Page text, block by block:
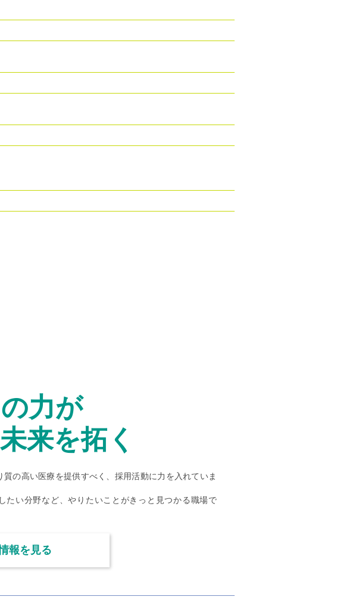
力が
来を拓く
質の高い医療を提供すべく、採用活動に力を入れていま
たい分野など、やりたいことがきっと見つかる職場で
報を見る